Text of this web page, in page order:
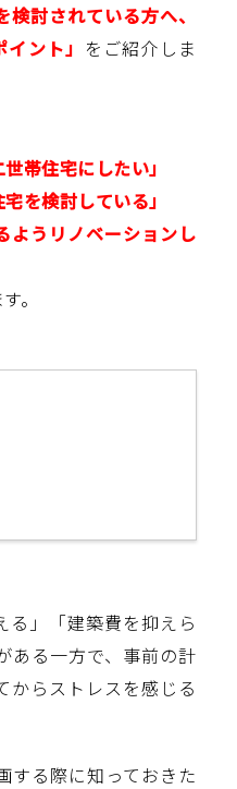
討されている方へ、
ント」 をご紹介しま
帯住宅にしたい」
を検討している」
ようリノベーションし
。
る」「建築費を抑えら
ある一方で、事前の計
からストレスを感じる
する際に知っておきた